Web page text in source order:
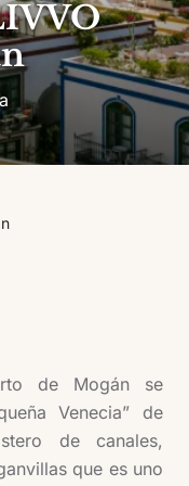
de Mogán se
Venecia” de
de canales,
que es uno